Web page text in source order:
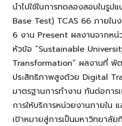
นำไปใช้ในการทดลองสอบในรู
Base Test) TCAS 66 ภายใ
6 งาน Present ผลงานจากหน่
หัวข้อ “Sustainable
Transformation” ผลงานที่ พั
ประสิทธิภาพสูงด้วย Digital
มาตรฐานการทำงาน ทันต่อการ
การให้บริการหน่วยงานภายใน
เป้าหมายสู่การเป็นมหาวิทยาลั